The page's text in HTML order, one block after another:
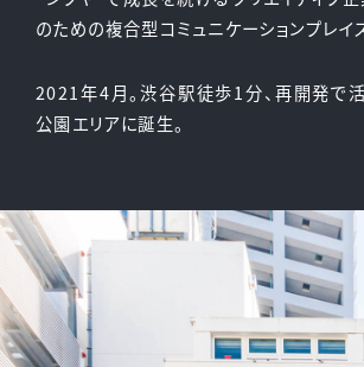
のための複合型コミュニケーションプレイ
2021年4月。渋谷駅徒歩1分、再開発で
公園エリアに誕生。